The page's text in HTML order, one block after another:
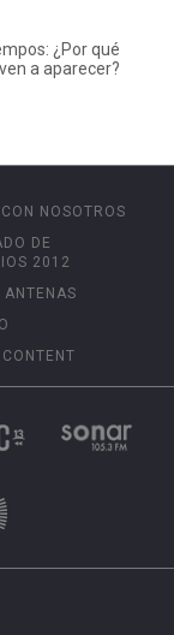
¿Por qué
a aparecer?
NOSOTROS
DE
2012
ANTENAS